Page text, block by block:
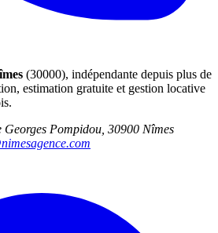
(30000), indépendante depuis plus de
estimation gratuite et gestion locative
Georges Pompidou, 30900 Nîmes